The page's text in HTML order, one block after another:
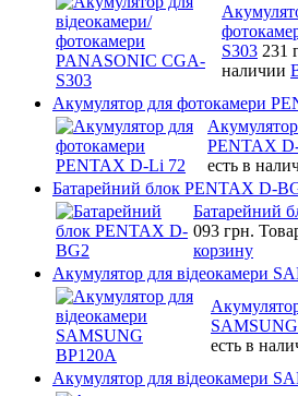
S303 231
наличии
Акумулятор для фотокамери
PENTAX
есть в
Батарейний блок PENTAX D-
Батарейний
093 грн.
корзину
Акумулятор для відеокамери
есть в
Акумулятор для відеокамери